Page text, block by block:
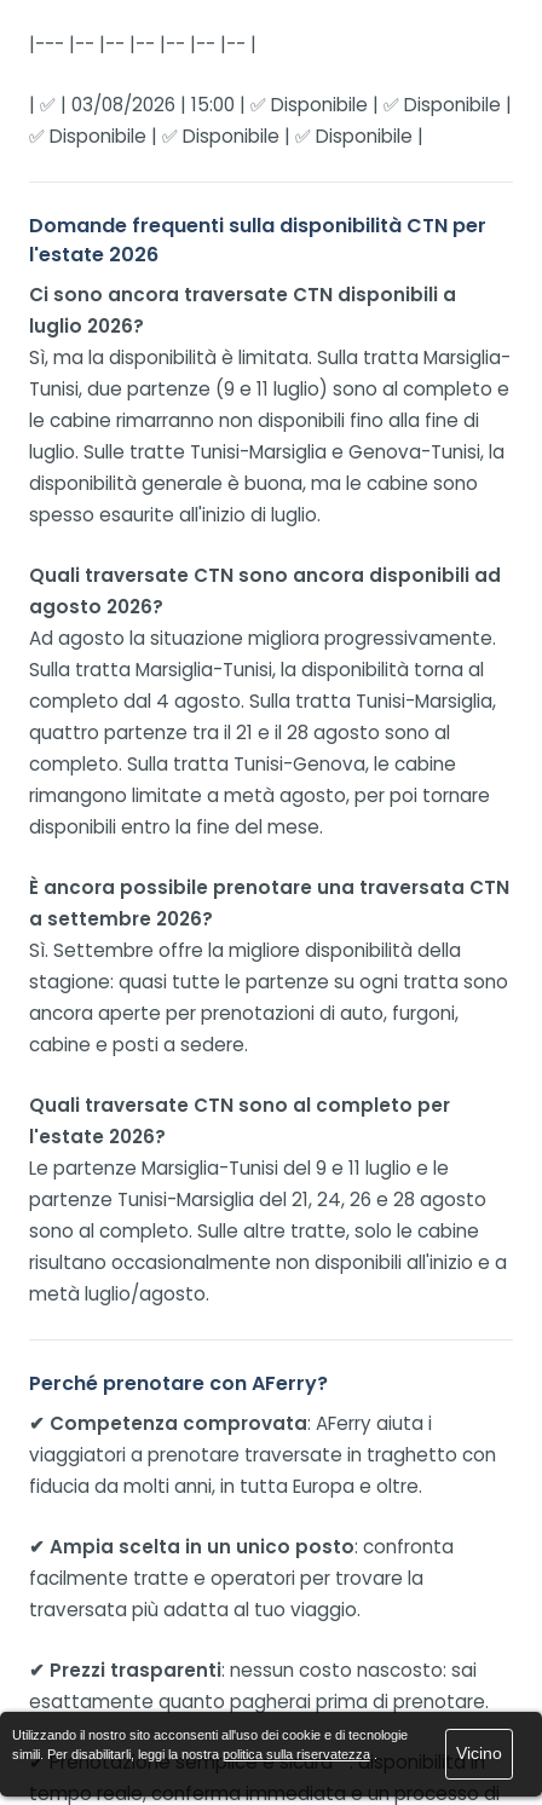
|--- |-- |-- |-- |-- |-- |-- |
| ✅ | 03/08/2026 | 15:00 | ✅ Disponibile | ✅ Disponibile |
✅ Disponibile | ✅ Disponibile | ✅ Disponibile |
Domande frequenti sulla disponibilità CTN per
l'estate 2026
Ci sono ancora traversate CTN disponibili a
luglio 2026?
Sì, ma la disponibilità è limitata. Sulla tratta Marsiglia-
Tunisi, due partenze (9 e 11 luglio) sono al completo e
le cabine rimarranno non disponibili fino alla fine di
luglio. Sulle tratte Tunisi-Marsiglia e Genova-Tunisi, la
disponibilità generale è buona, ma le cabine sono
spesso esaurite all'inizio di luglio.
Quali traversate CTN sono ancora disponibili ad
agosto 2026?
Ad agosto la situazione migliora progressivamente.
Sulla tratta Marsiglia-Tunisi, la disponibilità torna al
completo dal 4 agosto. Sulla tratta Tunisi-Marsiglia,
quattro partenze tra il 21 e il 28 agosto sono al
completo. Sulla tratta Tunisi-Genova, le cabine
rimangono limitate a metà agosto, per poi tornare
disponibili entro la fine del mese.
È ancora possibile prenotare una traversata CTN
a settembre 2026?
Sì. Settembre offre la migliore disponibilità della
stagione: quasi tutte le partenze su ogni tratta sono
ancora aperte per prenotazioni di auto, furgoni,
cabine e posti a sedere.
Quali traversate CTN sono al completo per
l'estate 2026?
Le partenze Marsiglia-Tunisi del 9 e 11 luglio e le
partenze Tunisi-Marsiglia del 21, 24, 26 e 28 agosto
sono al completo. Sulle altre tratte, solo le cabine
risultano occasionalmente non disponibili all'inizio e a
metà luglio/agosto.
Perché prenotare con AFerry?
✔ Competenza comprovata: AFerry aiuta i
viaggiatori a prenotare traversate in traghetto con
fiducia da molti anni, in tutta Europa e oltre.
✔ Ampia scelta in un unico posto: confronta
facilmente tratte e operatori per trovare la
traversata più adatta al tuo viaggio.
✔ Prezzi trasparenti: nessun costo nascosto: sai
esattamente quanto pagherai prima di prenotare.
✔ Prenotazione semplice e sicura**: disponibilità in
tempo reale, conferma immediata e un processo di
Utilizzando il nostro sito acconsenti all'uso dei cookie e di tecnologie
simili. Per disabilitarli, leggi la nostra politica sulla riservatezza. Vicino